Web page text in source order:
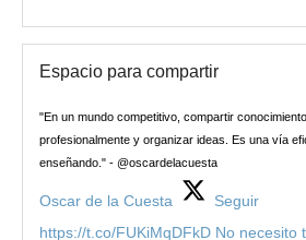
Espacio para compartir
"En un mundo competitivo, compartir
profesionalmente y organizar ideas. Es una vía
enseñando." - @oscardelacuesta
Oscar de la Cuesta
Seguir
https://t.co/FUKiMqDFkD No necesito